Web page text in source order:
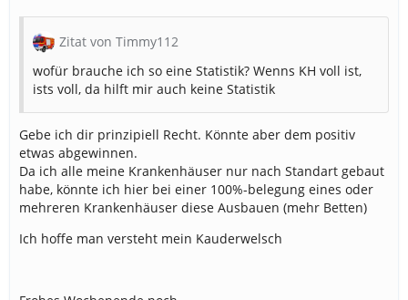
Zitat von Timmy112
wofür brauche ich so eine Statistik? Wenns KH voll ist,
ists voll, da hilft mir auch keine Statistik
Gebe ich dir prinzipiell Recht. Könnte aber dem positiv
etwas abgewinnen.
Da ich alle meine Krankenhäuser nur nach Standart gebaut
habe, könnte ich hier bei einer 100%-belegung eines oder
mehreren Krankenhäuser diese Ausbauen (mehr Betten)
Ich hoffe man versteht mein Kauderwelsch